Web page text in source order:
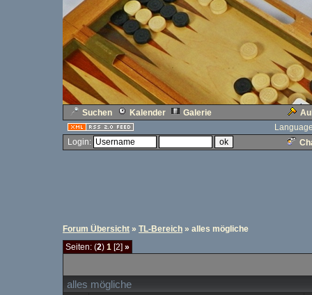
Suchen Kalender Galerie
Login:
Forum Übersicht » TL-Bereich » alles mögliche
Seiten: (2) 1 [2] »
alles mögliche